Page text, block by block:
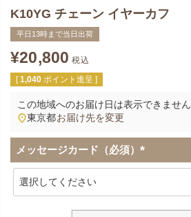
K10YG チェーン イヤーカフ
平日13時まで当日出荷
¥20,800 税込
[ 1,040 ポイント進呈 ]
この地域へのお届け日は表示できません
東京都お届け先を変更
メッセージカード（必須）
(